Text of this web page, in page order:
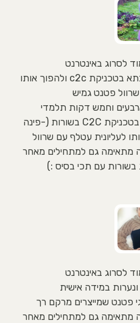
לסרוג באינטרנט
איך לסרוג מלבן סבתא בטכניקת c2c ולהפוך אותו
פטנט גמיש
וחמש דקות תלמדי
לסרוג מלבן סבתא בטכניקת C2C בשורות (-פינה
לעליונית עטלף עם שרוול
מתאימה גם למתחילים מאחר
בשורות עם תכי בסיס :)
לסרוג באינטרנט
ונערות במידה אישית
נסרוג 3 סוגי פטנט שמייצרים מרקם רך
מתאימה גם למתחילים מאחר